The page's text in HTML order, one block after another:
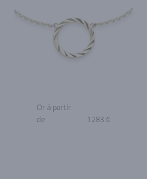
Or à partir
de
1 283 €